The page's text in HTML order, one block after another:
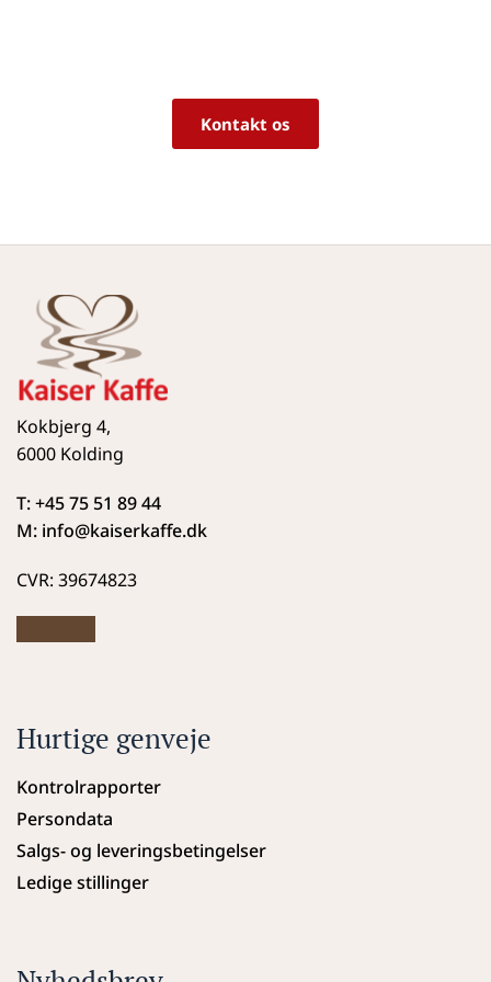
Kontakt os
Kokbjerg 4,
6000 Kolding
T: +45 75 51 89 44
M: info@kaiserkaffe.dk
CVR: 39674823
Hurtige genveje
Kontrolrapporter
Persondata
Salgs- og leveringsbetingelser
Ledige stillinger